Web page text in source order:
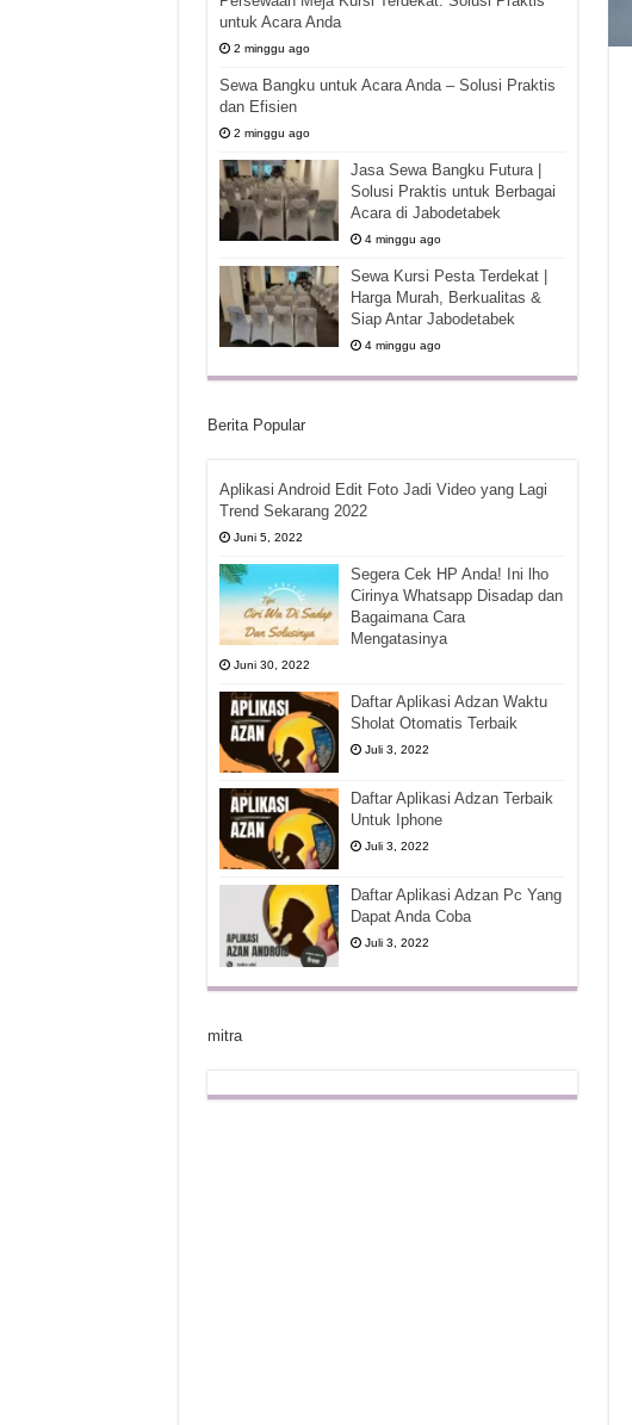
untuk Acara Anda
2 minggu ago
Sewa Bangku untuk Acara Anda – Solusi Praktis
dan Efisien
2 minggu ago
Jasa Sewa Bangku Futura |
Solusi Praktis untuk Berbagai
Acara di Jabodetabek
4 minggu ago
Sewa Kursi Pesta Terdekat |
Harga Murah, Berkualitas &
Siap Antar Jabodetabek
4 minggu ago
Berita Popular
Aplikasi Android Edit Foto Jadi Video yang Lagi
Trend Sekarang 2022
Juni 5, 2022
Segera Cek HP Anda! Ini lho
Cirinya Whatsapp Disadap dan
Bagaimana Cara
Mengatasinya
Juni 30, 2022
Daftar Aplikasi Adzan Waktu
Sholat Otomatis Terbaik
Juli 3, 2022
Daftar Aplikasi Adzan Terbaik
Untuk Iphone
Juli 3, 2022
Daftar Aplikasi Adzan Pc Yang
Dapat Anda Coba
Juli 3, 2022
mitra